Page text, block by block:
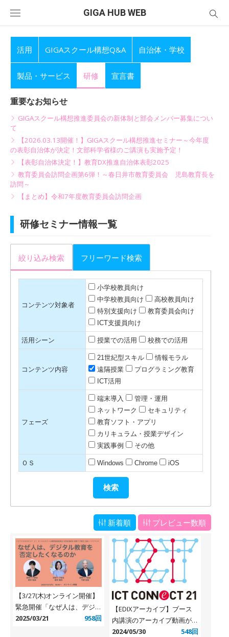
GIGA HUB WEB
活用 GIGAスクール構想Q&A 自治体・学校
製品・サービス 研修 宣言書
重要なお知らせ
GIGAスクール構想推進委員会の新体制と部会メンバー募集につい
て
【2026.03.13開催！】GIGAスクール構想推進セミナー～今年度
の表彰自治体が決定！文部科学省様のご講演も実施予定！
【表彰自治体決定！】教育DX推進自治体表彰2025
教育委員会訪問企画第6弾！～春日井市教育委員会 児島教育長を
訪問～
【まとめ】令和7年度教育委員会訪問企画
研修セミナー情報一覧
絞り込み検索 フリーワード検索
コンテンツ対象者
小学校教員向け
中学校教員向け
高校教員向け
特別支援向け
教育委員会向け
ICT支援員向け
活用シーン 授業での活用 校務での活用
コンテンツ内容
21世紀型スキル
情報モラル
遠隔授業
プログラミング教育
ICT活用
フェーズ
端末導入
管理・運用
ネットワーク
セキュリティ
教育ソフト・アプリ
カリキュラム・授業デザイン
実践事例
その他
ＯＳ Windows Chrome iOS
新着順 プレビュー数順
【3/27(木)オンライン開催】
緊急開催「なぜ人は、デジタ
ル教育を否定したくなるの
2025/03/21 958回
【EDIXアーカイブ】ブース
内講演のアーカイブ動画が公
開されました
2024/05/30 548回